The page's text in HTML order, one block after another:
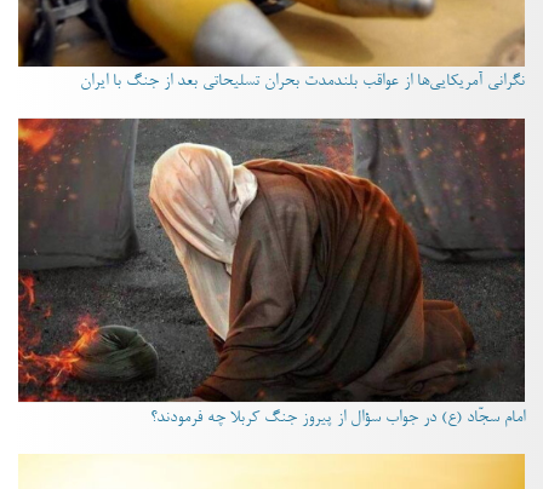
نگرانی آمریکایی‌ها از عواقب بلندمدت بحران تسلیحاتی بعد از جنگ با ایران
امام سجّاد (ع) در جواب سؤال از پیروز جنگ کربلا چه فرمودند؟